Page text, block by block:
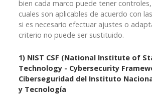
bien cada marco puede tener
cuales son aplicables de acuerdo con
si es necesario efectuar ajustes o
criterio no puede ser sustituido.
1) NIST CSF (National Institute of
Technology - Cybersecurity
Ciberseguridad del Instituto
y Tecnología